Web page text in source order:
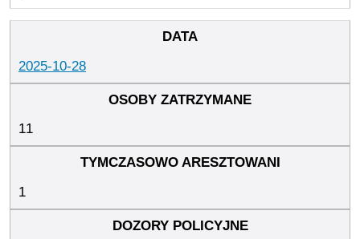
2025-10-28
11
1